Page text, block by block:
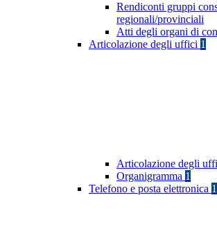
Rendiconti gruppi
regionali/provinciali
Atti degli organi di
Articolazione degli uffici 1
Articolazione degli
Organigramma 1
Telefono e posta elettronica 1